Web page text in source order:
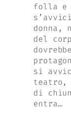
folla e
donna,
del
si
teatro,
di
entra…